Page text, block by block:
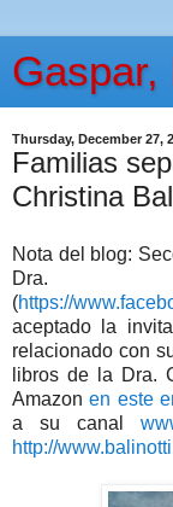
Gaspar,
Thursday, December 27,
Familias
Christina
Nota del blog:
Dra.
(https://
aceptado la
relacionado con
libros de la Dra.
Amazonen este
a su canal
http://